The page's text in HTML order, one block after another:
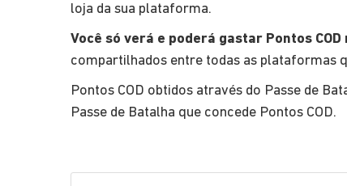
loja da sua plataforma.
Você só verá e poderá gastar Pontos
compartilhados entre todas as plataformas
Pontos COD obtidos através do Passe de
Passe de Batalha que concede Pontos COD.